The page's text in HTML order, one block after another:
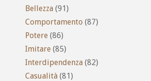
Bellezza (91)
Comportamento (87)
Potere (86)
Imitare (85)
Interdipendenza (82)
Casualità (81)